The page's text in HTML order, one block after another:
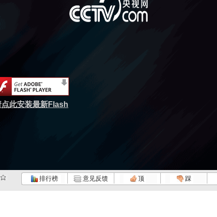
点此安装最新Flash
排行榜 意见反馈 顶 踩